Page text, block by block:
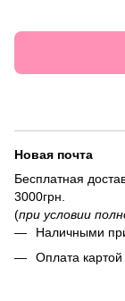
Новая почта
Бесплатная
3000грн.
(при условии
Наличными
Оплата картой